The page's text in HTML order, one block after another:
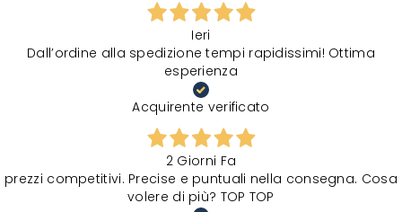
Ieri
Dall’ordine alla spedizione tempi rapidissimi! Ottima
esperienza
Acquirente verificato
2 Giorni Fa
prezzi competitivi. Precise e puntuali nella consegna. Cosa
volere di più? TOP TOP